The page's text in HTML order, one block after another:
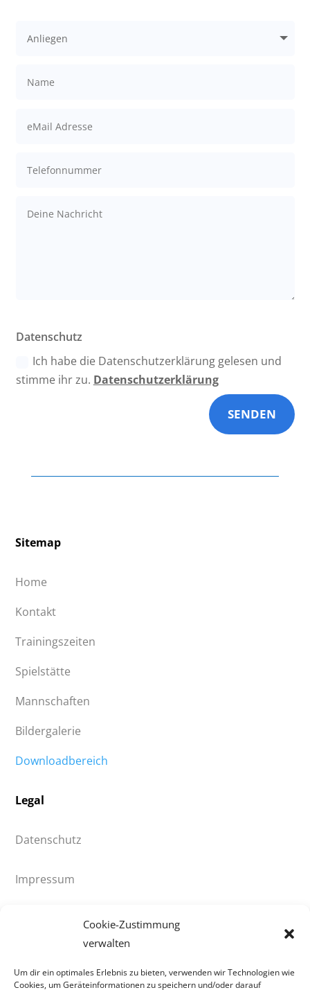
Cookie-Zustimmung
verwalten
Um dir ein optimales Erlebnis zu bieten, verwenden wir Technologien wie
Cookies, um Geräteinformationen zu speichern und/oder darauf
Datenschutz
Ich habe die Datenschutzerklärung gelesen und
stimme ihr zu. Datenschutzerklärung
SENDEN
Sitemap
Home
Kontakt
Trainingszeiten
Spielstätte
Mannschaften
Bildergalerie
Downloadbereich
Legal
Datenschutz
Impressum
© 2021 HV90 Klingenthal e.V.